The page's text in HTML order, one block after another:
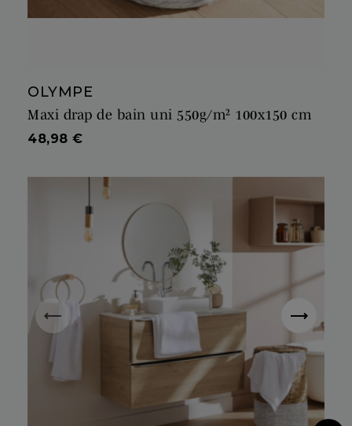
OLYMPE
Maxi drap de bain uni 550g/m² 100x150 cm
Prix
48,98 €